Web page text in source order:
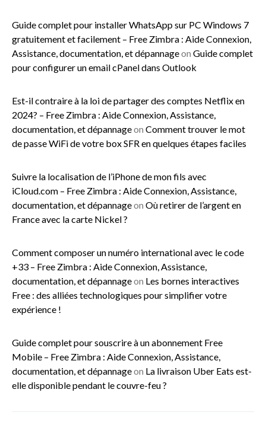
Guide complet pour installer WhatsApp sur PC Windows 7
gratuitement et facilement – Free Zimbra : Aide Connexion,
Assistance, documentation, et dépannageon Guide complet
pour configurer un email cPanel dans Outlook
Est-il contraire à la loi de partager des comptes Netflix en
2024? – Free Zimbra : Aide Connexion, Assistance,
documentation, et dépannageon Comment trouver le mot
de passe WiFi de votre box SFR en quelques étapes faciles
Suivre la localisation de l’iPhone de mon fils avec
iCloud.com – Free Zimbra : Aide Connexion, Assistance,
documentation, et dépannageon Où retirer de l’argent en
France avec la carte Nickel ?
Comment composer un numéro international avec le code
+33 – Free Zimbra : Aide Connexion, Assistance,
documentation, et dépannageon Les bornes interactives
Free : des alliées technologiques pour simplifier votre
expérience !
Guide complet pour souscrire à un abonnement Free
Mobile – Free Zimbra : Aide Connexion, Assistance,
documentation, et dépannageon La livraison Uber Eats est-
elle disponible pendant le couvre-feu ?